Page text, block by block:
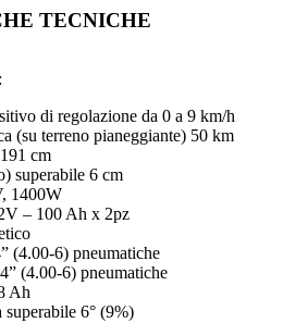
TECNICHE
:
di regolazione da 0 a 9 km/h
(su terreno pianeggiante) 50 km
cm
superabile 6 cm
1400W
– 100 Ah x 2pz
(4.00-6) pneumatiche
(4.00-6) pneumatiche
Ah
superabile 6° (9%)